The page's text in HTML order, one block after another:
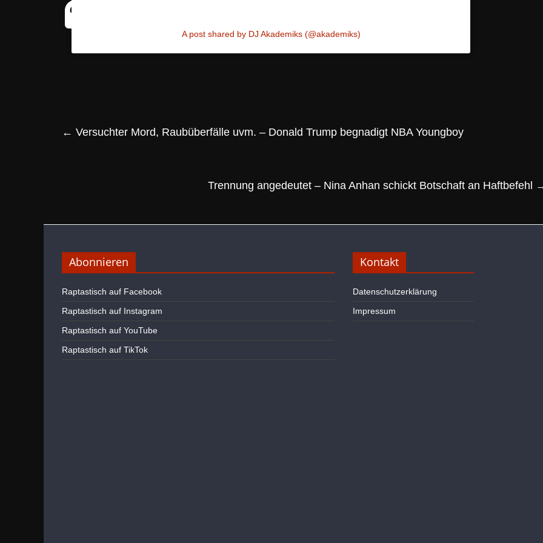
A post shared by DJ Akademiks (@akademiks)
← Versuchter Mord, Raubüberfälle uvm. – Donald Trump begnadigt NBA Youngboy
Trennung angedeutet – Nina Anhan schickt Botschaft an Haftbefehl
Abonnieren
Raptastisch auf Facebook
Raptastisch auf Instagram
Raptastisch auf YouTube
Raptastisch auf TikTok
Kontakt
Datenschutzerklärung
Impressum